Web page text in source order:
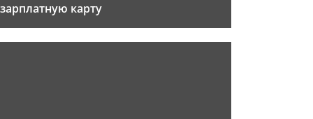
зарплатную карту